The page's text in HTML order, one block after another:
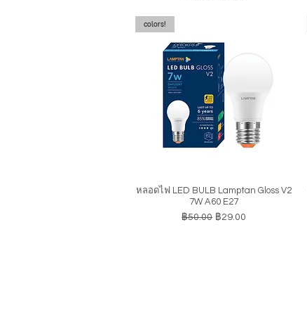
ดูข้อมูลด่วน
colors!
หลอดไฟ LED BULB Lamptan Gloss V2
7W A60 E27
ราคาปกติ
฿50.00 ราคาขายลด
฿29.00